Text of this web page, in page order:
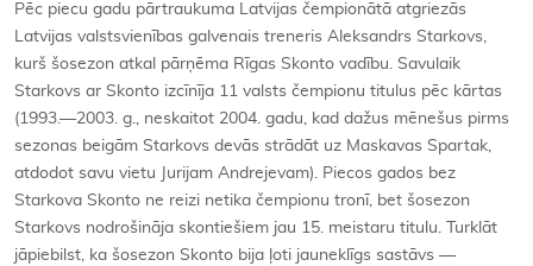
Pēc piecu gadu pārtraukuma Latvijas čempionātā atgriezās
Latvijas valstsvienības galvenais treneris Aleksandrs Starkovs,
kurš šosezon atkal pārņēma Rīgas Skonto vadību. Savulaik
Starkovs ar Skonto izcīnīja 11 valsts čempionu titulus pēc kārtas
(1993.—2003. g., neskaitot 2004. gadu, kad dažus mēnešus pirms
sezonas beigām Starkovs devās strādāt uz Maskavas Spartak,
atdodot savu vietu Jurijam Andrejevam). Piecos gados bez
Starkova Skonto ne reizi netika čempionu tronī, bet šosezon
Starkovs nodrošināja skontiešiem jau 15. meistaru titulu. Turklāt
jāpiebilst, ka šosezon Skonto bija ļoti jauneklīgs sastāvs —